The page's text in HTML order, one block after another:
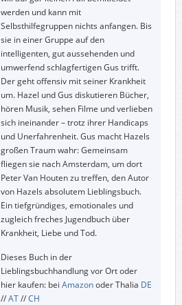
werden und kann mit
Selbsthilfegruppen nichts anfangen. Bis
sie in einer Gruppe auf den
intelligenten, gut aussehenden und
umwerfend schlagfertigen Gus trifft.
Der geht offensiv mit seiner Krankheit
um. Hazel und Gus diskutieren Bücher,
hören Musik, sehen Filme und verlieben
sich ineinander – trotz ihrer Handicaps
und Unerfahrenheit. Gus macht Hazels
großen Traum wahr: Gemeinsam
fliegen sie nach Amsterdam, um dort
Peter Van Houten zu treffen, den Autor
von Hazels absolutem Lieblingsbuch.
Ein tiefgründiges, emotionales und
zugleich freches Jugendbuch über
Krankheit, Liebe und Tod.
Dieses Buch in der
Lieblingsbuchhandlung vor Ort oder
hier kaufen: bei Amazonoder Thalia DE
//AT//CH